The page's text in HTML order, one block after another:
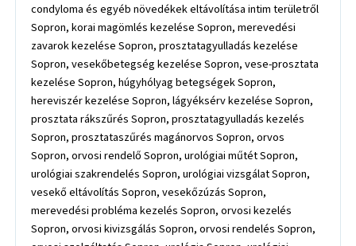
condyloma és egyéb növedékek eltávolítása intim területről
Sopron, korai magömlés kezelése Sopron, merevedési
zavarok kezelése Sopron, prosztatagyulladás kezelése
Sopron, vesekőbetegség kezelése Sopron, vese-prosztata
kezelése Sopron, húgyhólyag betegségek Sopron,
hereviszér kezelése Sopron, lágyéksérv kezelése Sopron,
prosztata rákszűrés Sopron, prosztatagyulladás kezelés
Sopron, prosztataszűrés magánorvos Sopron, orvos
Sopron, orvosi rendelő Sopron, urológiai műtét Sopron,
urológiai szakrendelés Sopron, urológiai vizsgálat Sopron,
vesekő eltávolítás Sopron, vesekőzúzás Sopron,
merevedési probléma kezelés Sopron, orvosi kezelés
Sopron, orvosi kivizsgálás Sopron, orvosi rendelés Sopron,